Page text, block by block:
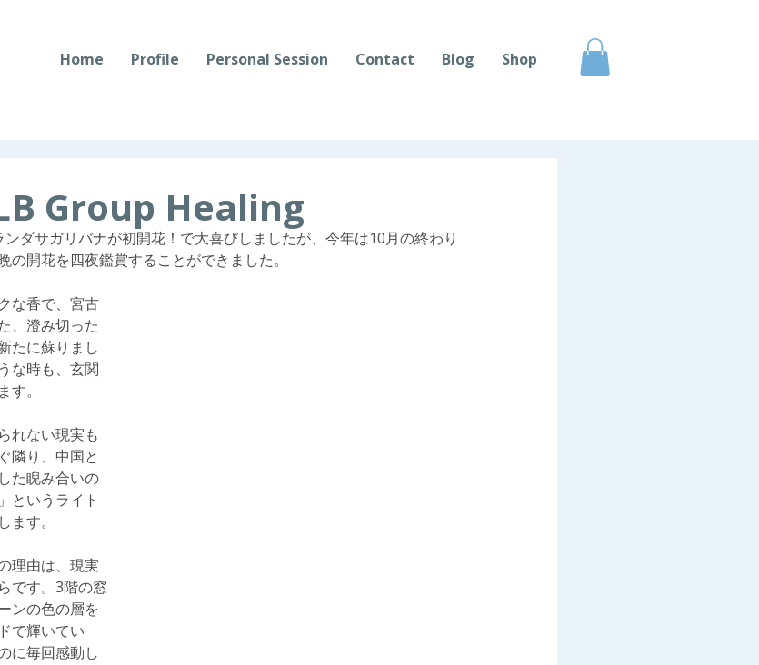
Home Profile Personal Session Contact Blog Shop
Group Healing
ダサガリバナが初開花！で大喜びしましたが、今年は10月の終わり
開花を四夜鑑賞することができました。
な香で、宮古
、澄み切った
たに蘇りまし
な時も、玄関
。
れない現実も
隣り、中国と
た睨み合いの
というライト
す。
理由は、現実
です。3階の窓
ンの色の層を
で輝いてい
に毎回感動し